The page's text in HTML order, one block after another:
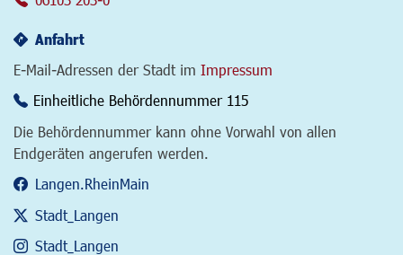
Anfahrt
E-Mail-Adressen der Stadt im Impressum
Einheitliche Behördennummer 115
Die Behördennummer kann ohne Vorwahl von allen
Endgeräten angerufen werden.
Langen.RheinMain
Stadt_Langen
Stadt_Langen